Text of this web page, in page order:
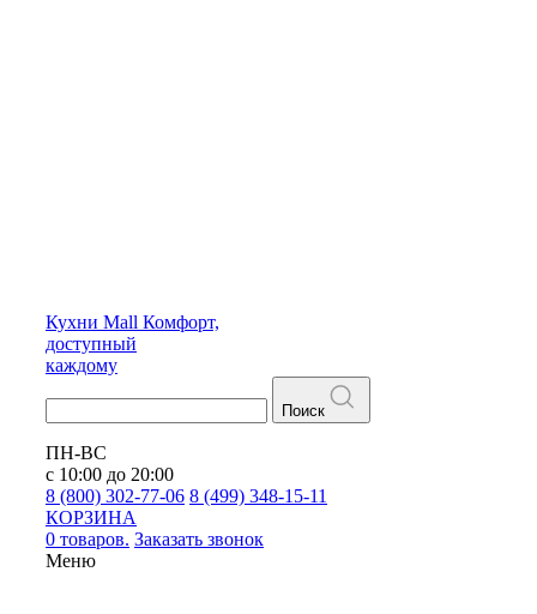
Кухни Mall Комфорт,
доступный
каждому
Поиск
ПН-ВС
с 10:00 до 20:00
8 (800) 302-77-06 8 (499) 348-15-11
КОРЗИНА
0 товаров. Заказать звонок
Меню